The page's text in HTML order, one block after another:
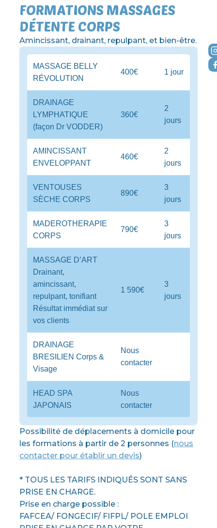
FORMATIONS MASSAGES
DÉTENTE CORPS
Amincissant, drainant, repulpant, et bien-être.
MASSAGE BELLY
RÉVOLUTION
400€ 1 jour
DRAINAGE
LYMPHATIQUE
(façon Dr VODDER)
360€
2
jours
AMINCISSANT
ENVELOPPANT
460€
2
jours
VENTOUSES
SÈCHE CORPS
890€
3
jours
MADEROTHERAPIE
CORPS
790€
3
jours
MASSAGE D’ART
Drainant,
amincissant,
repulpant, tonifiant
Résultat immédiat sur
vos clients
1 590€
3
jours
DRAINAGE
BRESILIEN Corps &
Visage
Nous
contacter
HEAD SPA
JAPONAIS
Nous
contacter
Possibilité de déplacements à domicile pour
les formations à partir de 2 personnes (nous
contacter pour établir un devis)
* TOUS LES TARIFS INDIQUÉS SONT SANS
PRISE EN CHARGE.
Prise en charge possible :
FAFCEA/ FONGECIF/ FIFPL/ POLE EMPLOI